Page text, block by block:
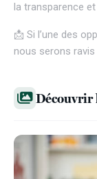
la transparence
📩 Si l’une des
nous serons ravis
Découvrir